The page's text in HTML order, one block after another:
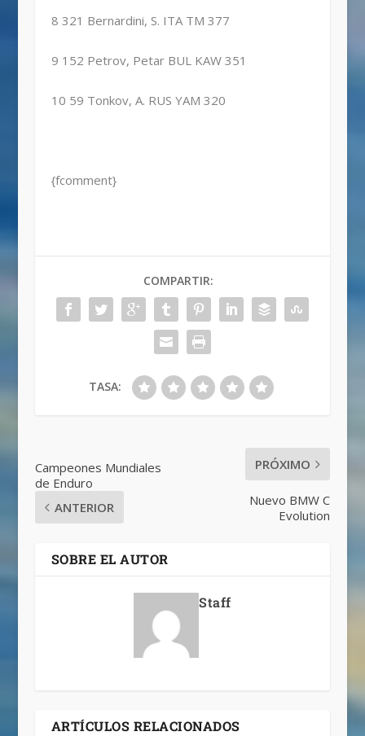
8 321 Bernardini, S. ITA TM 377
9 152 Petrov, Petar BUL KAW 351
10 59 Tonkov, A. RUS YAM 320
{fcomment}
COMPARTIR:
TASA:
Campeones Mundiales
de Enduro
ANTERIOR
PRÓXIMO
Nuevo BMW C
Evolution
SOBRE EL AUTOR
Staff
ARTÍCULOS RELACIONADOS